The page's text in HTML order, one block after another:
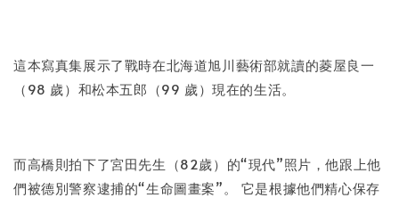
這本寫真集展示了戰時在北海道旭川藝術部就讀的菱屋良一
（98 歲）和松本五郎（99 歲）現在的生活。
而高橋則拍下了宮田先生（82歲）的“現代”照片，他跟上他
們被德別警察逮捕的“生命圖畫案”。 它是根據他們精心保存